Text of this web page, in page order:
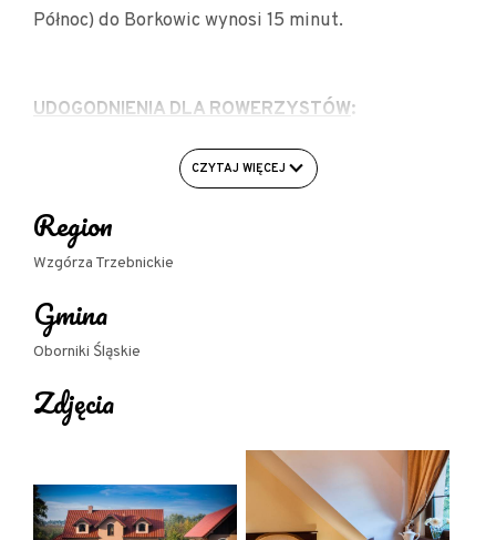
Północ) do Borkowic wynosi 15 minut.
UDOGODNIENIA DLA ROWERZYSTÓW:
- stojak na rowery
- ładowanie rowerów elektrycznych
- bezpieczny, nieodpłatny parking rowerowy
- części zamienne lub lista serwisów
- możliwość wysuszenia mokrych ubrań
- nieodpłatne przechowywanie bagażu
CZYTAJ WIĘCEJ
Region
Wzgórza Trzebnickie
Gmina
Oborniki Śląskie
Zdjęcia